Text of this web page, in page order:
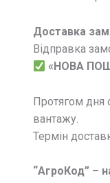
Доставка
Відправка
«НОВА
Протягом дня
вантажу.
Термін
“АгроКод” –